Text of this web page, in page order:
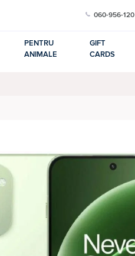
060-956-120
PENTRU
ANIMALE
GIFT
CARDS